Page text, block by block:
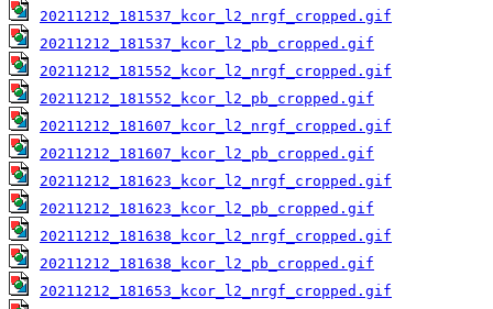
20211212_181537_kcor_l2_nrgf_cropped.gif
20211212_181537_kcor_l2_pb_cropped.gif
20211212_181552_kcor_l2_nrgf_cropped.gif
20211212_181552_kcor_l2_pb_cropped.gif
20211212_181607_kcor_l2_nrgf_cropped.gif
20211212_181607_kcor_l2_pb_cropped.gif
20211212_181623_kcor_l2_nrgf_cropped.gif
20211212_181623_kcor_l2_pb_cropped.gif
20211212_181638_kcor_l2_nrgf_cropped.gif
20211212_181638_kcor_l2_pb_cropped.gif
20211212_181653_kcor_l2_nrgf_cropped.gif